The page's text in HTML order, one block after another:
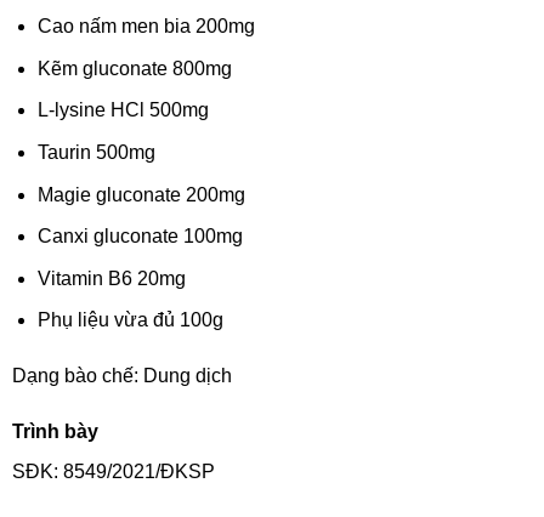
Cao nấm men bia 200mg
Kẽm gluconate 800mg
L-lysine HCl 500mg
Taurin 500mg
Magie gluconate 200mg
Canxi gluconate 100mg
Vitamin B6 20mg
Phụ liệu vừa đủ 100g
Dạng bào chế: Dung dịch
Trình bày
SĐK: 8549/2021/ĐKSP